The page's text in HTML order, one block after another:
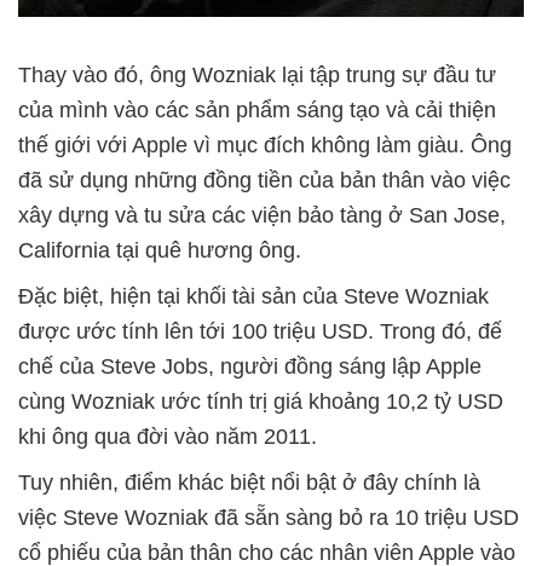
Thay vào đó, ông Wozniak lại tập trung sự đầu tư
của mình vào các sản phẩm sáng tạo và cải thiện
thế giới với Apple vì mục đích không làm giàu. Ông
đã sử dụng những đồng tiền của bản thân vào việc
xây dựng và tu sửa các viện bảo tàng ở San Jose,
California tại quê hương ông.
Đặc biệt, hiện tại khối tài sản của Steve Wozniak
được ước tính lên tới 100 triệu USD. Trong đó, đế
chế của Steve Jobs, người đồng sáng lập Apple
cùng Wozniak ước tính trị giá khoảng 10,2 tỷ USD
khi ông qua đời vào năm 2011.
Tuy nhiên, điểm khác biệt nổi bật ở đây chính là
việc Steve Wozniak đã sẵn sàng bỏ ra 10 triệu USD
cổ phiếu của bản thân cho các nhân viên Apple vào